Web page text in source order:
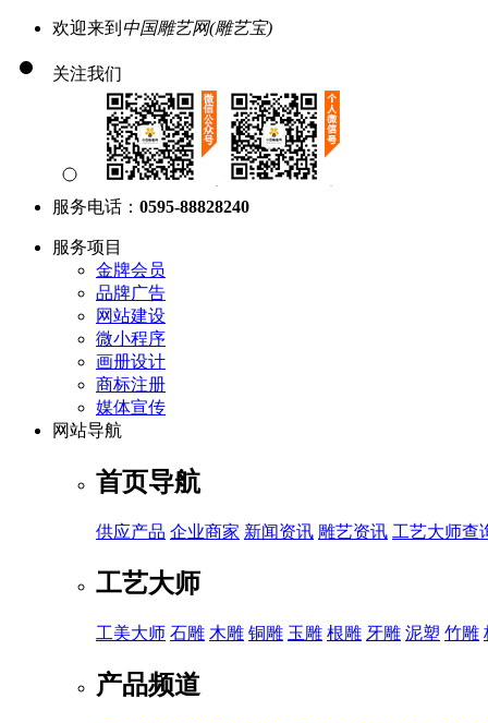
欢迎来到 中国雕艺网(雕艺宝)
关注我们
服务电话： 0595-88828240
服务项目
金牌会员
品牌广告
网站建设
微小程序
画册设计
商标注册
媒体宣传
网站导航
首页导航
供应产品 企业商家 新闻资讯 雕艺资讯 工艺大师查
工艺大师
工美大师 石雕 木雕 铜雕 玉雕 根雕 牙雕 泥塑 竹雕
产品频道